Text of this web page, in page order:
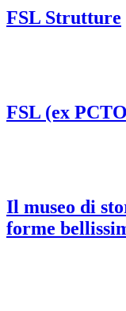
FSL Strutture
FSL (ex
Il museo di
forme